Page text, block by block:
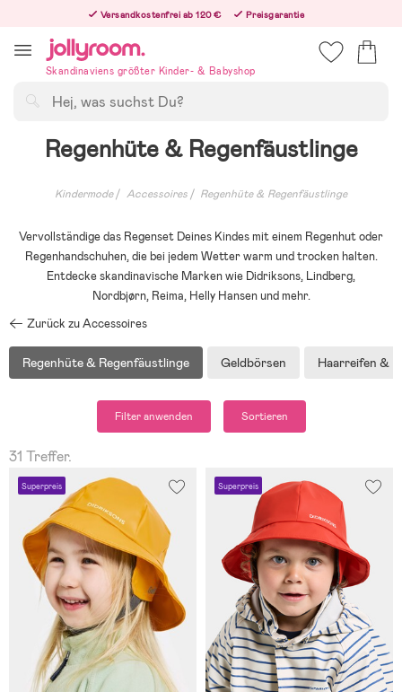
innehållet
Versandkostenfrei ab 120 €
Preisgarantie
Bestellungen, die nach 12:00 Uhr eingehen, werden am nächsten Werktag versandt!
Skandinaviens größter Kinder- & Babyshop
Regenhüte & Regenfäustlinge
Kindermode Accessoires Regenhüte & Regenfäustlinge
Vervollständige das Regenset Deines Kindes mit einem Regenhut oder
Regenhandschuhen, die bei jedem Wetter warm und trocken halten.
Entdecke skandinavische Marken wie Didriksons, Lindberg,
Nordbjørn, Reima, Helly Hansen und mehr.
Zurück zu Accessoires
Regenhüte & Regenfäustlinge Geldbörsen Haarreifen &
Filter anwenden Sortieren
31 Treffer.
Superpreis Superpreis